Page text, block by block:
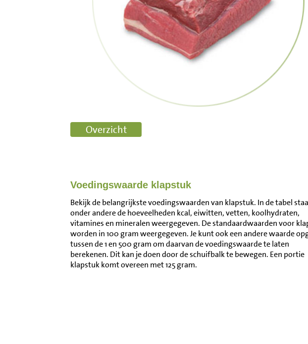
Voedingswaarde klapstuk
Bekijk de belangrijkste voedingswaarden van klapstuk. In de tabel
onder andere de hoeveelheden kcal, eiwitten, vetten, koolhydraten,
vitamines en mineralen weergegeven. De standaardwaarden voor
worden in 100 gram weergegeven. Je kunt ook een andere waarde
tussen de 1 en 500 gram om daarvan de voedingswaarde te laten
berekenen. Dit kan je doen door de schuifbalk te bewegen. Een portie
klapstuk komt overeen met 125 gram.